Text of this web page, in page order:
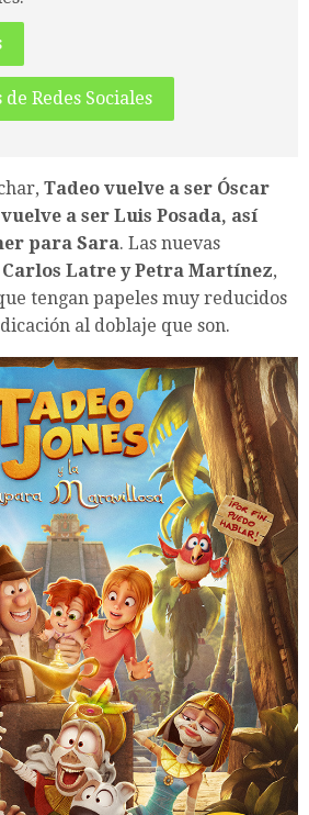
Redes Sociales
Tadeo vuelve a ser Óscar
a ser Luis Posada, así
para Sara. Las nuevas
Carlos Latre y Petra Martínez,
tengan papeles muy reducidos
al doblaje que son.